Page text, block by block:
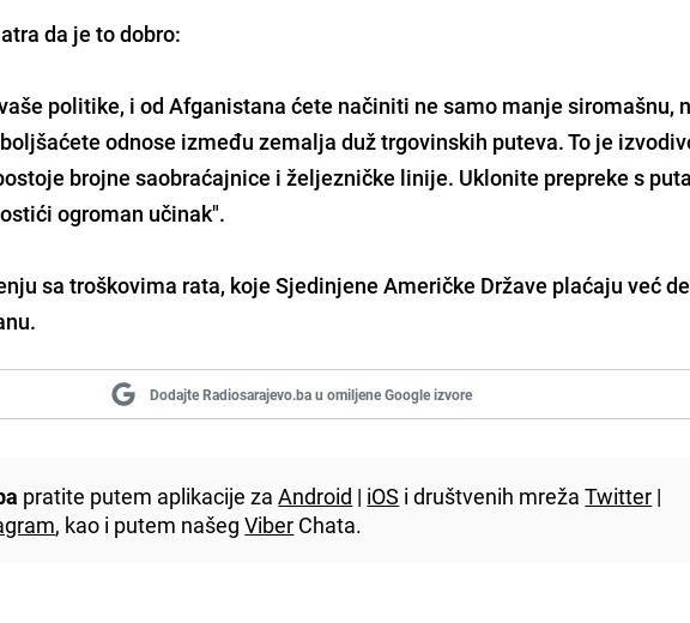
da je to dobro:
politike, i od Afganistana ćete načiniti ne samo manje siromašnu,
odnose između zemalja duž trgovinskih puteva. To je
brojne saobraćajnice i željezničke linije. Uklonite prepreke s
ogroman učinak".
sa troškovima rata, koje Sjedinjene Američke Države plaćaju već
Dodajte Radiosarajevo.ba u omiljene Google izvore
pratite putem aplikacije zaAndroid | iOS i društvenih mrežaTwitter |
, kao i putem našegViber Chata.